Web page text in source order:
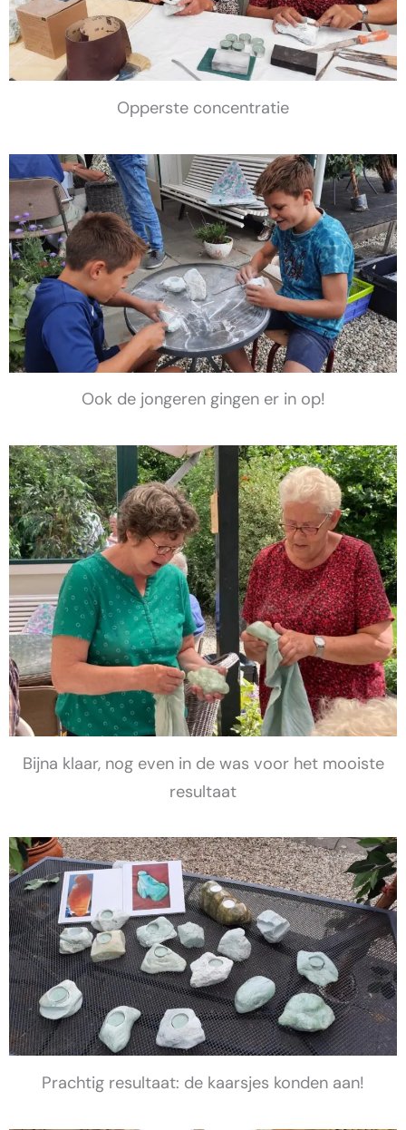
Opperste concentratie
Ook de jongeren gingen er in op!
Bijna klaar, nog even in de was voor het mooiste
resultaat
Prachtig resultaat: de kaarsjes konden aan!